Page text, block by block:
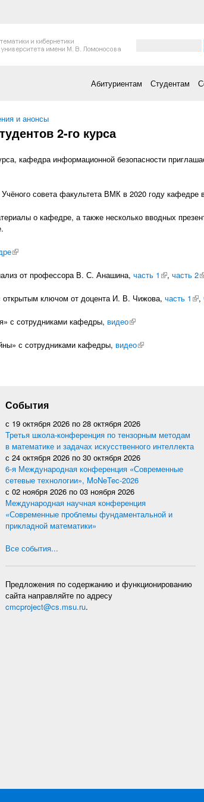
Абитуриентам Студентам
и анонсы
2-го курса
кафедра информационной безопасности
совета факультета ВМК в 2020 году кафедре
о кафедре, а также несколько вводных
(внешняя ссылка)
от профессора В. С. Анашина, часть 1 (внешняя
, часть 2
открытым ключом от доцента И. В. Чижова, часть 1 ,
с сотрудниками кафедры, видео(внешняя ссылка)
с сотрудниками кафедры, видео(внешняя ссылка)
События
с 19 октября 2026 по 28 октября 2026
Третья школа-конференция по тензорным методам
в математике и задачах искусственного интеллекта
с 24 октября 2026 по 30 октября 2026
6-я Международная конференция «Современные
сетевые технологии», MoNeTec-2026
с 02 ноября 2026 по 03 ноября 2026
Международная научная конференция
«Современные проблемы фундаментальной и
прикладной математики»
Все события...
Предложения по содержанию и функционированию
сайта направляйте по адресу
cmcproject@cs.msu.ru.